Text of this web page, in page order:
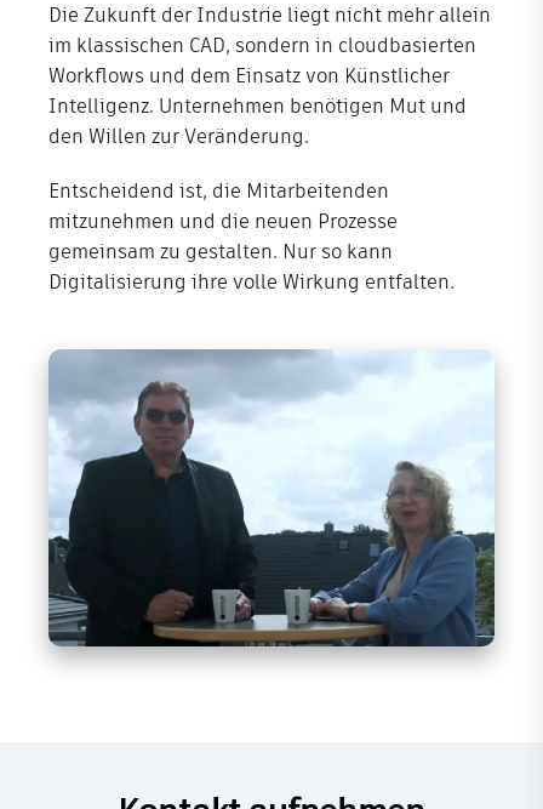
Die Zukunft der Industrie liegt nicht mehr allein
im klassischen CAD, sondern in cloudbasierten
Workflows und dem Einsatz von Künstlicher
Intelligenz. Unternehmen benötigen Mut und
den Willen zur Veränderung.
Entscheidend ist, die Mitarbeitenden
mitzunehmen und die neuen Prozesse
gemeinsam zu gestalten. Nur so kann
Digitalisierung ihre volle Wirkung entfalten.